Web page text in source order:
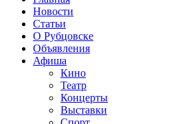
Новости
Статьи
О Рубцовске
Объявления
Афиша
Кино
Театр
Концерты
Выставки